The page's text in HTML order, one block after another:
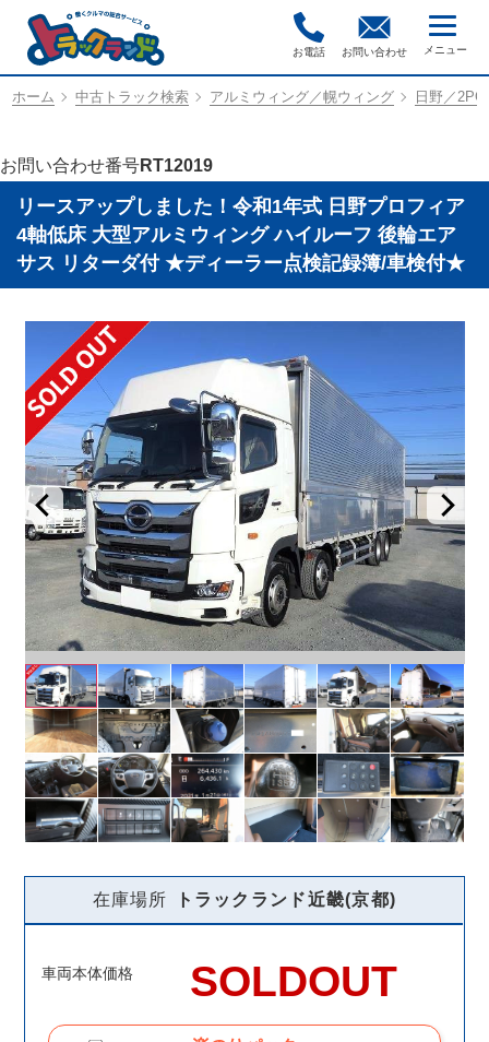
お電話 お問い合わせ
ホーム 中古トラック検索 アルミウィング／幌ウィング 日野／
お問い合わせ番号RT12019
リースアップしました！令和1年式 日野プロフィア
4軸低床 大型アルミウィング ハイルーフ 後輪エア
サス リターダ付 ★ディーラー点検記録簿/車検付★
在庫場所 トラックランド近畿(京都)
車両本体価格 SOLDOUT